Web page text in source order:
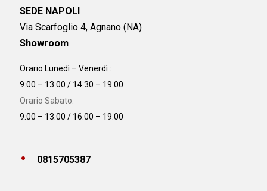
SEDE NAPOLI
Via Scarfoglio 4, Agnano (NA)
Showroom
Orario Lunedì – Venerdì :
9:00 – 13:00 / 14:30 – 19:00
Orario Sabato:
9:00 – 13:00 / 16:00 – 19:00
0815705387